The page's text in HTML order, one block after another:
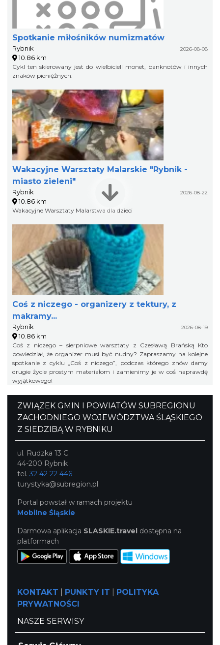
Spotkanie miłośników numizmatów
Rybnik 2026-08-08
10.86 km
Cykl ten skierowany jest do wielbicieli monet, banknotów i innych
znaków pieniężnych.
Wakacyjne Warsztaty Malarskie "Rybnik -
miasto zieleni"
Rybnik 2026-08-22
10.86 km
Wakacyjne Warsztaty Malarstwa dla dzieci
Coś z niczego - organizery z tektury, z
makramy...
Rybnik 2026-08-19
10.86 km
Coś z niczego – sierpniowe warsztaty z Czesławą Brańską Kto
powiedział, że organizer musi być nudny? Zapraszamy na kolejne
spotkanie z cyklu „Coś z niczego”, podczas którego znów damy
drugie życie prostym materiałom i zamienimy je w coś naprawdę
wyjątkowego!
ZWIĄZEK GMIN I POWIATÓW SUBREGIONU
ZACHODNIEGO WOJEWÓDZTWA ŚLĄSKIEGO
Z SIEDZIBĄ W RYBNIKU
ul. Rudzka 13 C
44-200 Rybnik
tel. 32 42 22 446
turystyka@subregion.pl
Portal powstał w ramach projektu
Mobilne Śląskie
Darmowa aplikacja SLASKIE.travel dostępna na
platformach
KONTAKT PUNKTY IT
POLITYKA
PRYWATNOŚCI
NASZE SERWISY